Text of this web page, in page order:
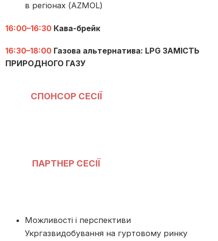
в регіонах (AZMOL)
16:00–16:30 Кава-брейк
16:30–18:00 Газова альтернатива: LPG ЗАМІСТЬ
ПРИРОДНОГО ГАЗУ
СПОНСОР СЕСІЇ
ПАРТНЕР СЕСІЇ
Можливості і перспективи
Укргазвидобування на гуртовому ринку